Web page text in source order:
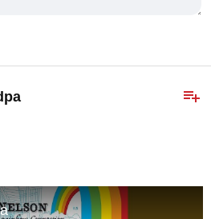
playlist_add